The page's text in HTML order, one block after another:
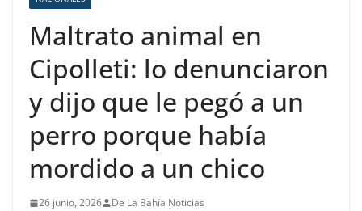
Maltrato animal en
Cipolleti: lo denunciaron
y dijo que le pegó a un
perro porque había
mordido a un chico
26 junio, 2026 De La Bahía Noticias